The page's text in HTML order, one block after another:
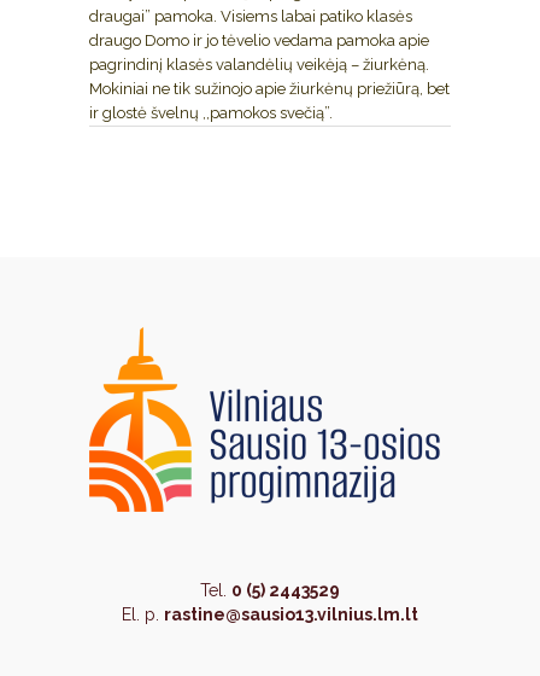
draugai” pamoka. Visiems labai patiko klasės
draugo Domo ir jo tėvelio vedama pamoka apie
pagrindinį klasės valandėlių veikėją – žiurkėną.
Mokiniai ne tik sužinojo apie žiurkėnų priežiūrą, bet
ir glostė švelnų ,,pamokos svečią”.
Tel. 0 (5) 2443529
El. p. rastine@sausio13.vilnius.lm.lt